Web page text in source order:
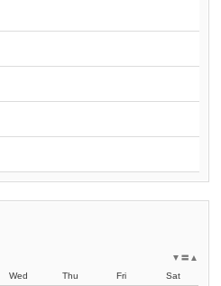
▲
〓
▼
Wed Thu Fri
Sat